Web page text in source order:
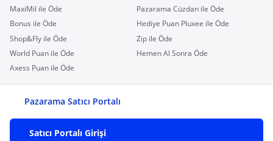
MaxiMil ile Öde
Pazarama Cüzdan ile Öde
Bonus ile Öde
Hediye Puan Pluxee ile Öde
Shop&Fly ile Öde
Zip ile Öde
World Puan ile Öde
Hemen Al Sonra Öde
Axess Puan ile Öde
Pazarama Satıcı Portalı
Satıcı Portalı Girişi